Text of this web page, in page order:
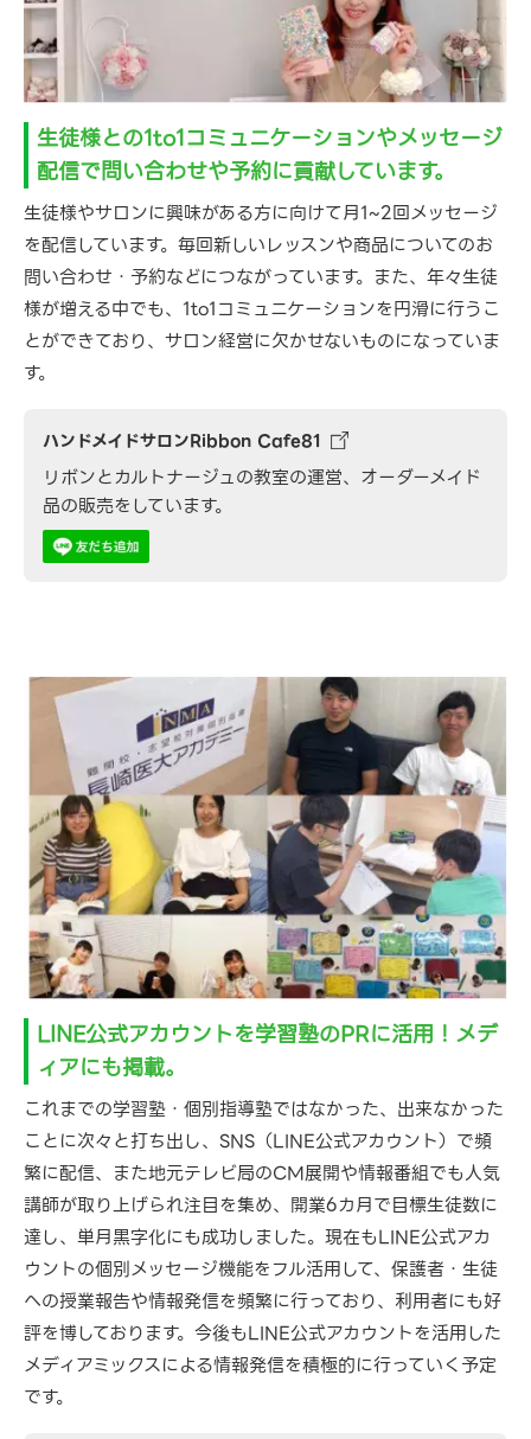
生徒様との1to1コミュニケーションやメッセージ
配信で問い合わせや予約に貢献しています。
生徒様やサロンに興味がある方に向けて月1~2回メッセージ
を配信しています。毎回新しいレッスンや商品についてのお
問い合わせ・予約などにつながっています。また、年々生徒
様が増える中でも、1to1コミュニケーションを円滑に行うこ
とができており、サロン経営に欠かせないものになっていま
す。
ハンドメイドサロンRibbon Cafe81
リボンとカルトナージュの教室の運営、オーダーメイド
品の販売をしています。
LINE公式アカウントを学習塾のPRに活用！メデ
ィアにも掲載。
これまでの学習塾・個別指導塾ではなかった、出来なかった
ことに次々と打ち出し、SNS（LINE公式アカウント）で頻
繁に配信、また地元テレビ局のCM展開や情報番組でも人気
講師が取り上げられ注目を集め、開業6カ月で目標生徒数に
達し、単月黒字化にも成功しました。現在もLINE公式アカ
ウントの個別メッセージ機能をフル活用して、保護者・生徒
への授業報告や情報発信を頻繁に行っており、利用者にも好
評を博しております。今後もLINE公式アカウントを活用した
メディアミックスによる情報発信を積極的に行っていく予定
です。